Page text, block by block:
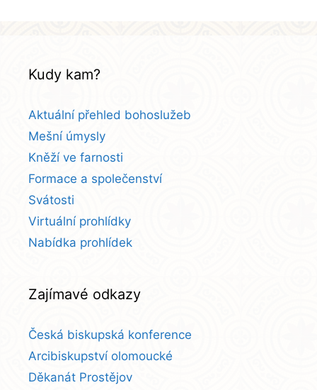
Kudy kam?
Aktuální přehled bohoslužeb
Mešní úmysly
Kněží ve farnosti
Formace a společenství
Svátosti
Virtuální prohlídky
Nabídka prohlídek
Zajímavé odkazy
Česká biskupská konference
Arcibiskupství olomoucké
Děkanát Prostějov